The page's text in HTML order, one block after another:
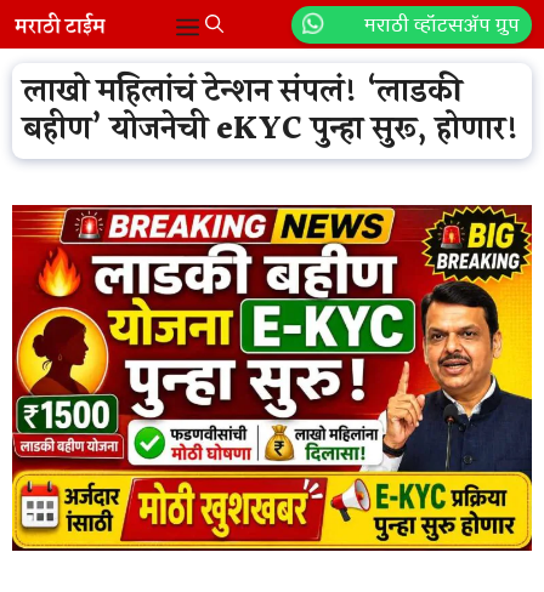
Skip
to
content
मराठी व्हॉटसॲप ग्रुप
Menu
लाखो महिलांचं टेन्शन संपलं! ‘लाडकी
बहीण’ योजनेची eKYC पुन्हा सुरू, होणार!